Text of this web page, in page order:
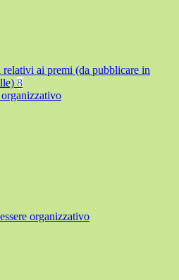
relativi ai premi (da pubblicare in
8
organizzativo
organizzativo